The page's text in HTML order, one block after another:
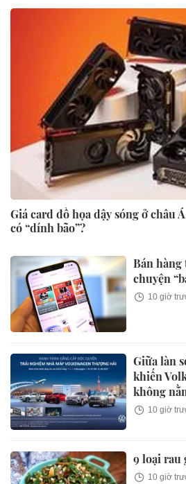
Giá card đồ họa dậy sóng ở châu
có “dính bão”?
Bán hàng
chuyện
10 giờ
Giữa làn
khiến
không
10 giờ
9 loại rau
10 giờ